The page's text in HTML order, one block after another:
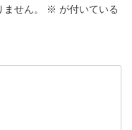
せん。 ※ が付いている